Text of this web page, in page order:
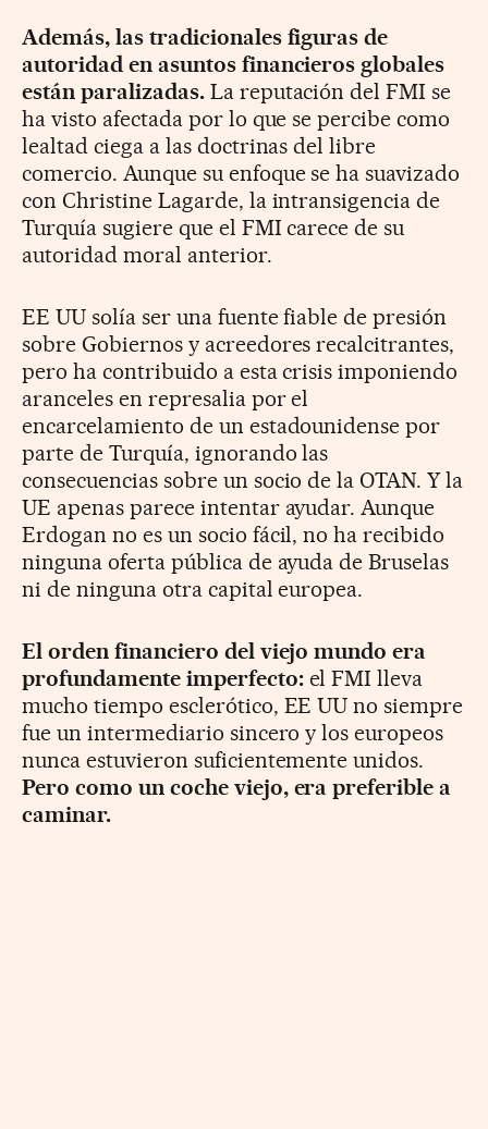
Además, las tradicionales figuras de
autoridad en asuntos financieros globales
están paralizadas.La reputación del FMI se
ha visto afectada por lo que se percibe como
lealtad ciega a las doctrinas del libre
comercio. Aunque su enfoque se ha suavizado
con Christine Lagarde, la intransigencia de
Turquía sugiere que el FMI carece de su
autoridad moral anterior.
EE UU solía ser una fuente fiable de presión
sobre Gobiernos y acreedores recalcitrantes,
pero ha contribuido a esta crisis imponiendo
aranceles en represalia por el
encarcelamiento de un estadounidense por
parte de Turquía, ignorando las
consecuencias sobre un socio de la OTAN. Y la
UE apenas parece intentar ayudar. Aunque
Erdogan no es un socio fácil, no ha recibido
ninguna oferta pública de ayuda de Bruselas
ni de ninguna otra capital europea.
El orden financiero del viejo mundo era
profundamente imperfecto:el FMI lleva
mucho tiempo esclerótico, EE UU no siempre
fue un intermediario sincero y los europeos
nunca estuvieron suficientemente unidos.
Pero como un coche viejo, era preferible a
caminar.